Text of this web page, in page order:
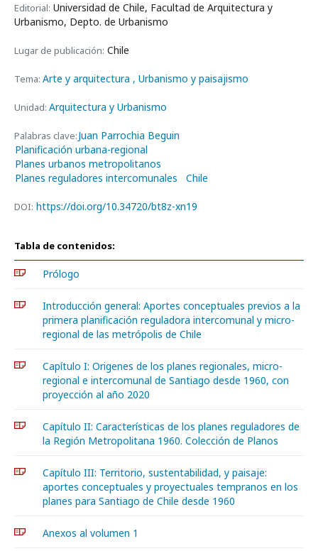
Editorial: Universidad de Chile, Facultad de Arquitectura y
Urbanismo, Depto. de Urbanismo
Lugar de publicación: Chile
Tema: Arte y arquitectura , Urbanismo y paisajismo
Unidad: Arquitectura y Urbanismo
Palabras clave:Juan Parrochia Beguin
Planificación urbana-regional
Planes urbanos metropolitanos
Planes reguladores intercomunales
Chile
DOI: https://doi.org/10.34720/bt8z-xn19
Tabla de contenidos:
Prólogo
Introducción general: Aportes conceptuales previos a la
primera planificación reguladora intercomunal y micro-
regional de las metrópolis de Chile
Capítulo I: Origenes de los planes regionales, micro-
regional e intercomunal de Santiago desde 1960, con
proyección al año 2020
Capítulo II: Características de los planes reguladores de
la Región Metropolitana 1960. Colección de Planos
Capítulo III: Territorio, sustentabilidad, y paisaje:
aportes conceptuales y proyectuales tempranos en los
planes para Santiago de Chile desde 1960
Anexos al volumen 1